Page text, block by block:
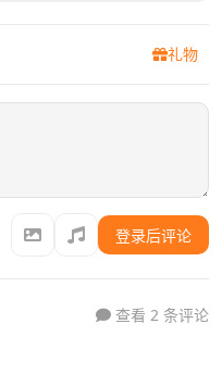
礼物
登录后评论
查看 2 条评论